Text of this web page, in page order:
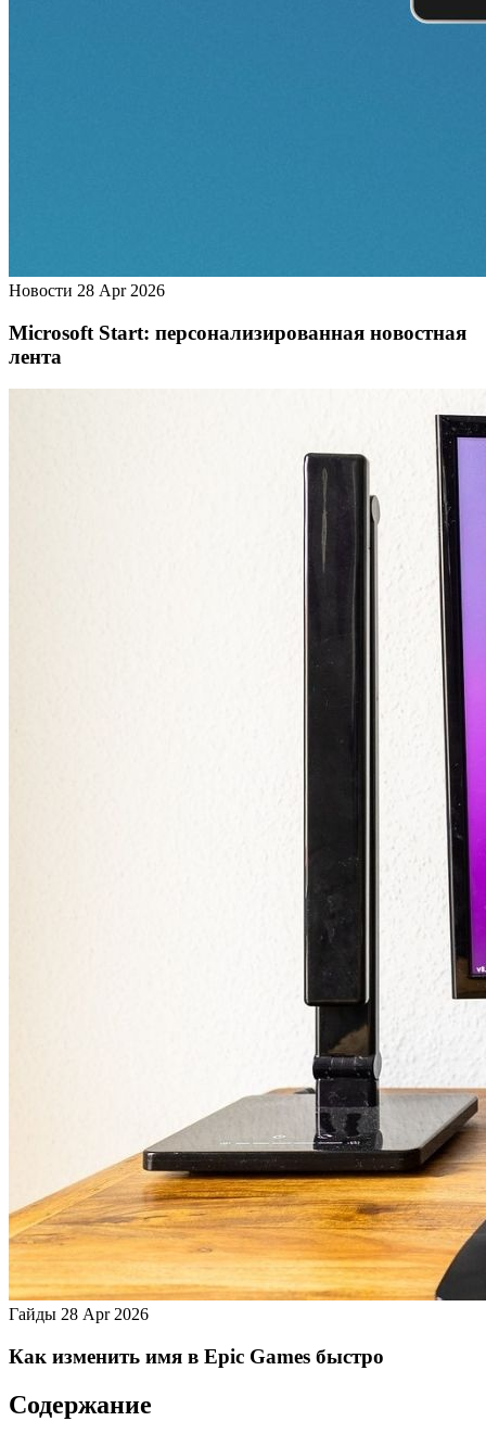
Новости 28 Apr 2026
Microsoft Start: персонализированная новостная
лента
Гайды 28 Apr 2026
Как изменить имя в Epic Games быстро
Содержание